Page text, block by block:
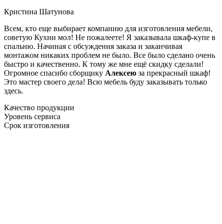
Кристина Шатунова
Всем, кто еще выбирает компанию для изготовления мебели,
советую Кухни мол! Не пожалеете! Я заказывала шкаф-купе в
спальню. Начиная с обсуждения заказа и заканчивая
монтажом никаких проблем не было. Все было сделано очень
быстро и качественно. К тому же мне ещё скидку сделали!
Огромное спасибо сборщику Алексею за прекрасный шкаф!
Это мастер своего дела! Всю мебель буду заказывать только
здесь.
Качество продукции
Уровень сервиса
Срок изготовления